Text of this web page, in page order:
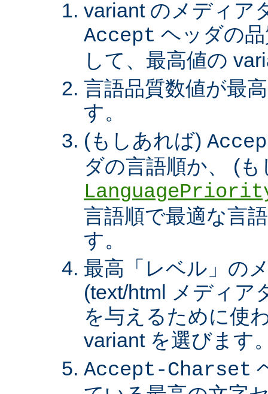
variant のメディア
Accept ヘッダの
して、最高値の
言語品質数値が最
す。
(もしあれば)
ダの言語順か、 (
言語順で最適な言
す。
最高「レベル」の
(text/html メディア
を与えるために使
variant を選びます
Accept-Charset